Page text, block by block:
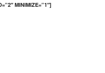
MINIMIZE=”1″]